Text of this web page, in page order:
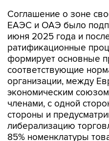
Соглашение о зоне
ЕАЭС и ОАЭ было
июня 2025 года и
ратификационные
формирует основные
соответствующие
организации, между
экономическим
членами, с одной
стороны и
либерализацию
85% номенклатуры